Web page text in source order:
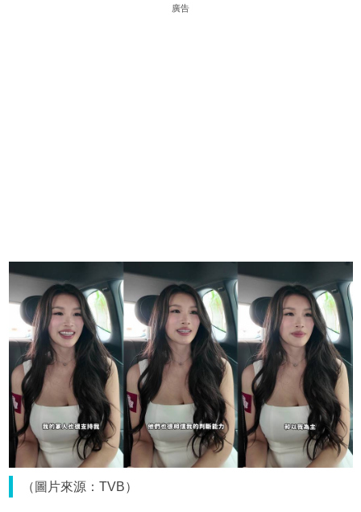
廣告
（圖片來源：TVB）